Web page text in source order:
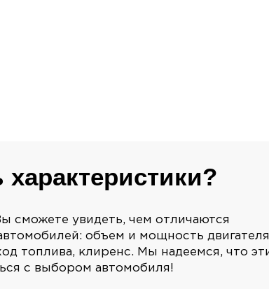
сможете увидеть, чем отличаются
объем и мощность
топлива, клиренс. Мы надеемся, что
с выбором автомобиля!